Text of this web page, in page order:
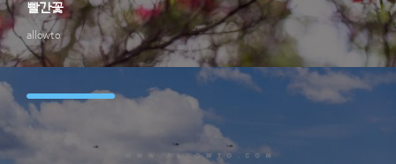
allowto
빨간꽃